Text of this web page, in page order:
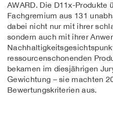
AWARD. Die D11x-Produkte
Fachgremium aus 131
dabei nicht nur mit ihrer
sondern auch mit ihrer
ressourcenschonenden
bekamen im diesjährigen
Gewichtung – sie machten
Bewertungskriterien aus.